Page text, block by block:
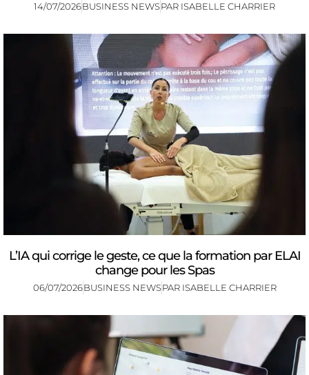
14/07/2026BUSINESS NEWSPAR ISABELLE CHARRIER
L’IA qui corrige le geste, ce que la formation par ELAI
change pour les Spas
06/07/2026BUSINESS NEWSPAR ISABELLE CHARRIER